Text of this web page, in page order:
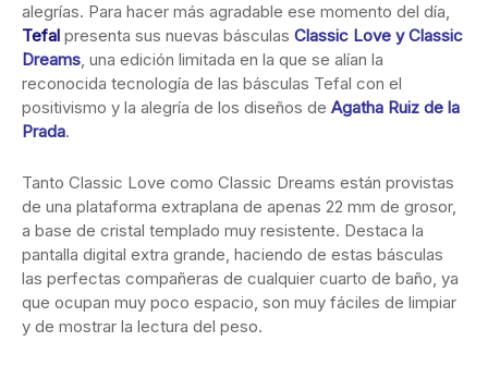
alegrías. Para hacer más agradable ese momento del día,
Tefal presenta sus nuevas básculas Classic Love y Classic
Dreams, una edición limitada en la que se alían la
reconocida tecnología de las básculas Tefal con el
positivismo y la alegría de los diseños de Agatha Ruiz de la
Prada.
Tanto Classic Love como Classic Dreams están provistas
de una plataforma extraplana de apenas 22 mm de grosor,
a base de cristal templado muy resistente. Destaca la
pantalla digital extra grande, haciendo de estas básculas
las perfectas compañeras de cualquier cuarto de baño, ya
que ocupan muy poco espacio, son muy fáciles de limpiar
y de mostrar la lectura del peso.